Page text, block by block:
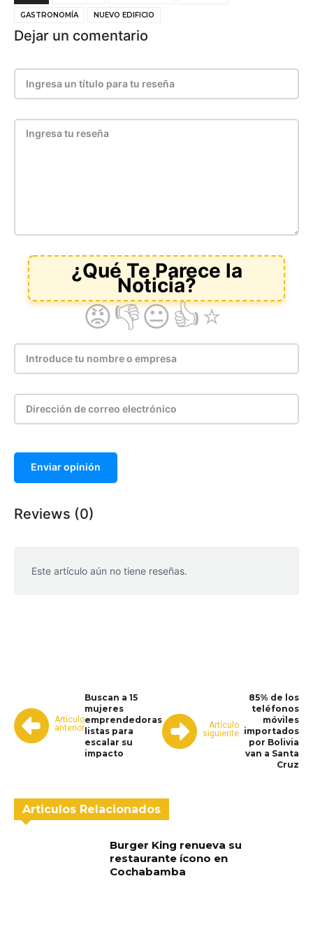
GASTRONOMÍA NUEVO EDIFICIO
Dejar un comentario
Enviar opinión
Reviews (0)
Este artículo aún no tiene reseñas.
Artículo
anterior
Buscan a 15
mujeres
emprendedoras
listas para
escalar su
impacto
Artículo
siguiente
85% de los
teléfonos
móviles
importados
por Bolivia
van a Santa
Cruz
Articulos Relacionados
Burger King renueva su
restaurante ícono en
Cochabamba